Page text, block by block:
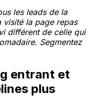
les leads de la
visité la page repas
différent de celle qui
Segmentez
entrant et
plus